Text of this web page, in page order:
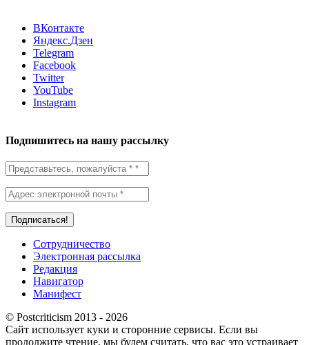
ВКонтакте
Яндекс.Дзен
Telegram
Facebook
Twitter
YouTube
Instagram
Подпишитесь на нашу рассылку
Сотрудничество
Электронная рассылка
Редакция
Навигатор
Манифест
© Postcriticism 2013 - 2026
Сайт использует куки и сторонние сервисы. Если вы
продолжите чтение, мы будем считать, что вас это устраивает